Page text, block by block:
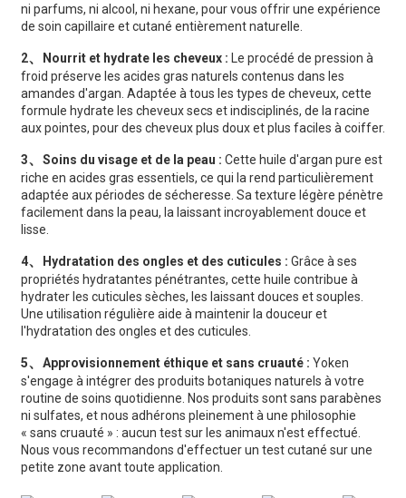
ni parfums, ni alcool, ni hexane, pour vous offrir une expérience
de soin capillaire et cutané entièrement naturelle.
2、 Nourrit et hydrate les cheveux : Le procédé de pression à
froid préserve les acides gras naturels contenus dans les
amandes d'argan. Adaptée à tous les types de cheveux, cette
formule hydrate les cheveux secs et indisciplinés, de la racine
aux pointes, pour des cheveux plus doux et plus faciles à coiffer.
3、 Soins du visage et de la peau : Cette huile d'argan pure est
riche en acides gras essentiels, ce qui la rend particulièrement
adaptée aux périodes de sécheresse. Sa texture légère pénètre
facilement dans la peau, la laissant incroyablement douce et
lisse.
4、 Hydratation des ongles et des cuticules : Grâce à ses
propriétés hydratantes pénétrantes, cette huile contribue à
hydrater les cuticules sèches, les laissant douces et souples.
Une utilisation régulière aide à maintenir la douceur et
l'hydratation des ongles et des cuticules.
5、 Approvisionnement éthique et sans cruauté : Yoken
s'engage à intégrer des produits botaniques naturels à votre
routine de soins quotidienne. Nos produits sont sans parabènes
ni sulfates, et nous adhérons pleinement à une philosophie
« sans cruauté » : aucun test sur les animaux n'est effectué.
Nous vous recommandons d'effectuer un test cutané sur une
petite zone avant toute application.